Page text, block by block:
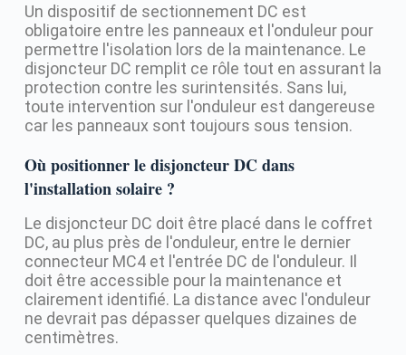
Un dispositif de sectionnement DC est
obligatoire entre les panneaux et l'onduleur pour
permettre l'isolation lors de la maintenance. Le
disjoncteur DC remplit ce rôle tout en assurant la
protection contre les surintensités. Sans lui,
toute intervention sur l'onduleur est dangereuse
car les panneaux sont toujours sous tension.
Où positionner le disjoncteur DC dans
l'installation solaire ?
Le disjoncteur DC doit être placé dans le coffret
DC, au plus près de l'onduleur, entre le dernier
connecteur MC4 et l'entrée DC de l'onduleur. Il
doit être accessible pour la maintenance et
clairement identifié. La distance avec l'onduleur
ne devrait pas dépasser quelques dizaines de
centimètres.